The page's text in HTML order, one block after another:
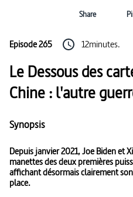
Share
Episode 265 12minutes.
Le Dessous des
Chine : l'autre
Synopsis
Depuis janvier 2021, Joe Biden et
manettes des deux premières
affichant désormais clairement
place.